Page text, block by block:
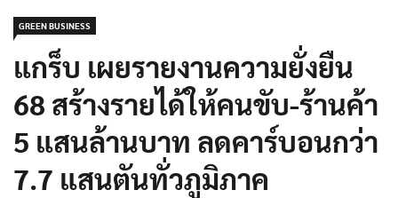
GREEN BUSINESS
แกร็บ เผยรายงานความยั่งยืน
68 สร้างรายได้ให้คนขับ-ร้านค้า
5 แสนล้านบาท ลดคาร์บอนกว่า
7.7 แสนตันทั่วภูมิภาค